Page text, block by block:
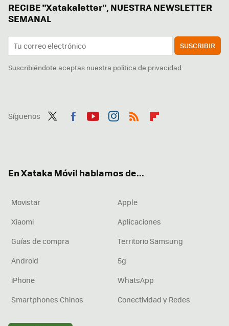
RECIBE "Xatakaletter", NUESTRA NEWSLETTER
SEMANAL
SUSCRIBIR
Suscribiéndote aceptas nuestra política de privacidad
Síguenos
En Xataka Móvil hablamos de...
Movistar
Apple
Xiaomi
Aplicaciones
Guías de compra
Territorio Samsung
Android
5g
iPhone
WhatsApp
Smartphones Chinos
Conectividad y Redes